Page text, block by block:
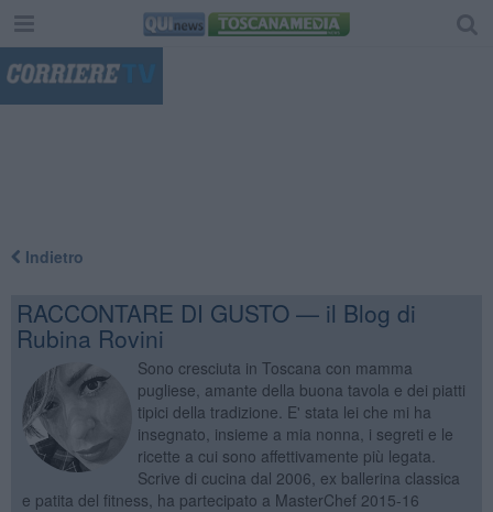
Indietro
RACCONTARE DI GUSTO — il Blog di
Rubina Rovini
Sono cresciuta in Toscana con mamma
pugliese, amante della buona tavola e dei piatti
tipici della tradizione. E' stata lei che mi ha
insegnato, insieme a mia nonna, i segreti e le
ricette a cui sono affettivamente più legata.
Scrive di cucina dal 2006, ex ballerina classica
e patita del fitness, ha partecipato a MasterChef 2015-16